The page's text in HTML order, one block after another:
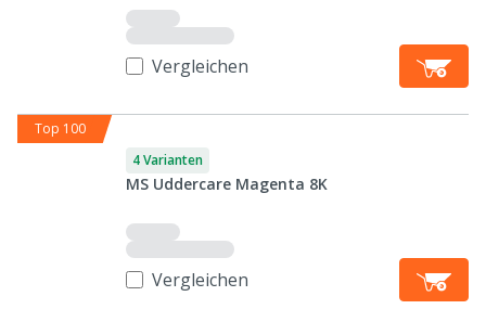
Vergleichen
Top 100
4 Varianten
MS Uddercare Magenta 8K
Vergleichen